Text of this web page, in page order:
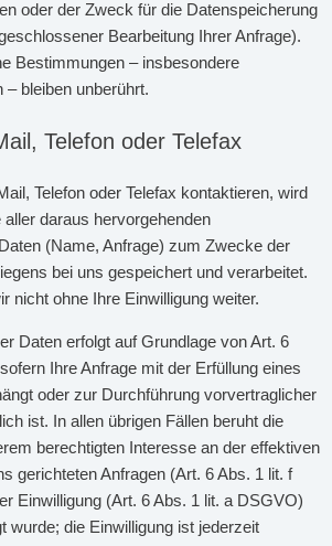
oder der Zweck für die Datenspeicherung
Bearbeitung Ihrer Anfrage).
Bestimmungen – insbesondere
bleiben unberührt.
Telefon oder Telefax
Telefon oder Telefax kontaktieren, wird
aller daraus hervorgehenden
(Name, Anfrage) zum Zwecke der
bei uns gespeichert und verarbeitet.
nicht ohne Ihre Einwilligung weiter.
Daten erfolgt auf Grundlage von Art. 6
Ihre Anfrage mit der Erfüllung eines
oder zur Durchführung vorvertraglicher
ist. In allen übrigen Fällen beruht die
berechtigten Interesse an der effektiven
gerichteten Anfragen (Art. 6 Abs. 1 lit. f
Einwilligung (Art. 6 Abs. 1 lit. a DSGVO)
wurde; die Einwilligung ist jederzeit